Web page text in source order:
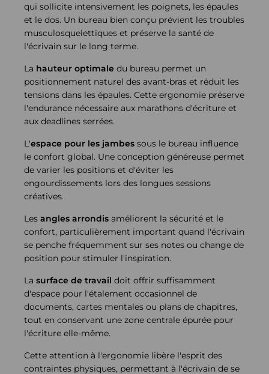
qui sollicite intensivement les poignets, les épaules
et le dos. Un bureau bien conçu prévient les troubles
musculosquelettiques et préserve la santé de
l'écrivain sur le long terme.
La hauteur optimale du bureau permet un
positionnement naturel des avant-bras et réduit les
tensions dans les épaules. Cette ergonomie préserve
l'endurance nécessaire aux marathons d'écriture et
aux deadlines serrées.
L'espace pour les jambes sous le bureau influence
le confort global. Une conception généreuse permet
de varier les positions et d'éviter les
engourdissements lors des longues sessions
créatives.
Les angles arrondis améliorent la sécurité et le
confort, particulièrement important quand l'écrivain
se penche fréquemment sur ses notes ou change de
position pour stimuler l'inspiration.
La surface de travail doit offrir suffisamment
d'espace pour l'étalement occasionnel de
documents, cartes mentales ou plans de chapitres,
tout en conservant une zone centrale épurée pour
l'écriture elle-même.
Cette attention à l'ergonomie libère l'esprit des
contraintes physiques, permettant à l'écrivain de se